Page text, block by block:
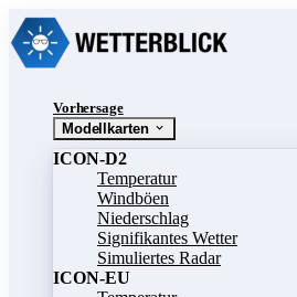
Vorhersage
Modellkarten
ICON-D2
Temperatur
Windböen
Niederschlag
Signifikantes Wetter
Simuliertes Radar
ICON-EU